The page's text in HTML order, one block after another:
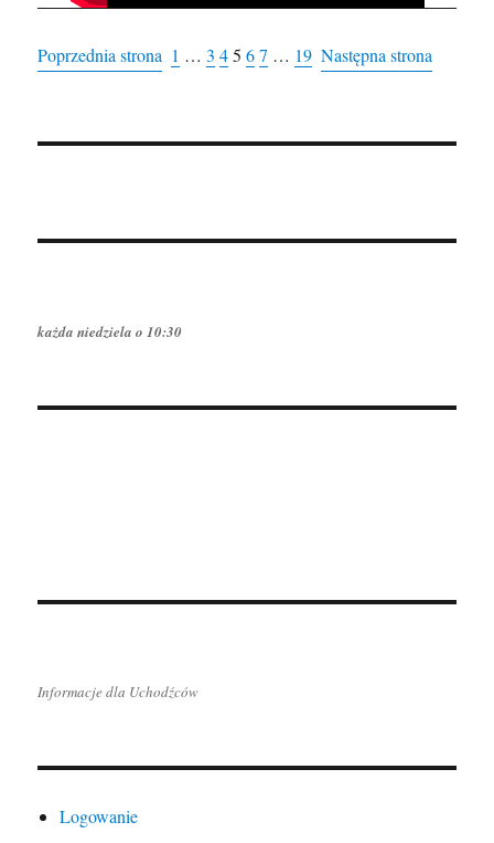
Poprzednia strona 1 … 3 4 5 6 7 … 19 Następna strona
każda niedziela o 10:30
Informacje dla Uchodźców
Logowanie